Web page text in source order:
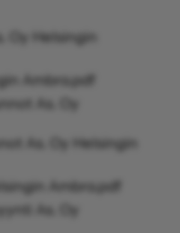
Oy Helsingin
Ambra.pdf
As. Oy
As. Oy Helsingin
Ambra.pdf
As. Oy